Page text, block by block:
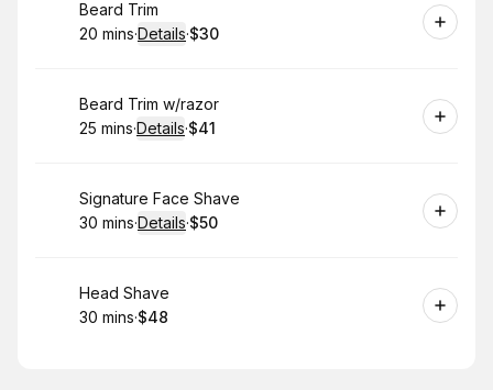
Book
Beard Trim
.Duration:
20 mins·Details·
.Price
$30
Book
Beard Trim w/razor
.Duration:
25 mins·Details·
.Price
$41
Book
Signature Face Shave
.Duration:
30 mins·Details·
.Price
$50
Book
Head Shave
.Duration:
30 mins·
.Price
$48